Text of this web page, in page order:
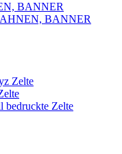
BANNER
BANNER
Zelte
bedruckte Zelte